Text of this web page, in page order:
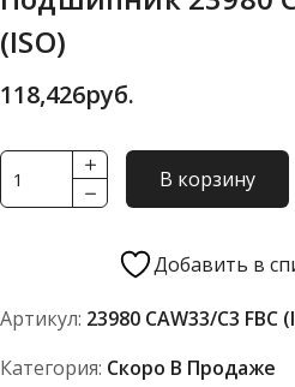
(ISO)
118,426руб.
Количество
товара
FBC
В корзину
Добавить в
Артикул: 23980 CAW33/C3 FBC
Категория: Скоро В Продаже